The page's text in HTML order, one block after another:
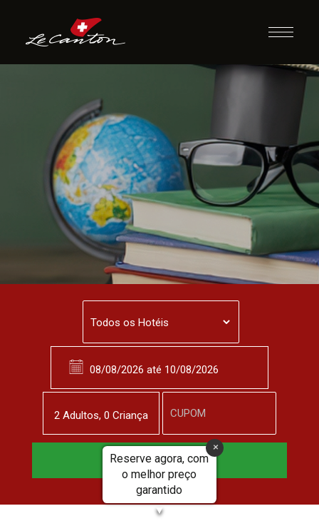
Desafio Cultural
2 Adultos, 0 Criança
Reserve agora, com
o melhor preço
garantido
▼
Reservar Agora